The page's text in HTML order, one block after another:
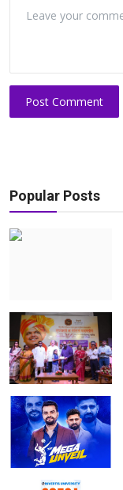
Post Comment
Popular Posts